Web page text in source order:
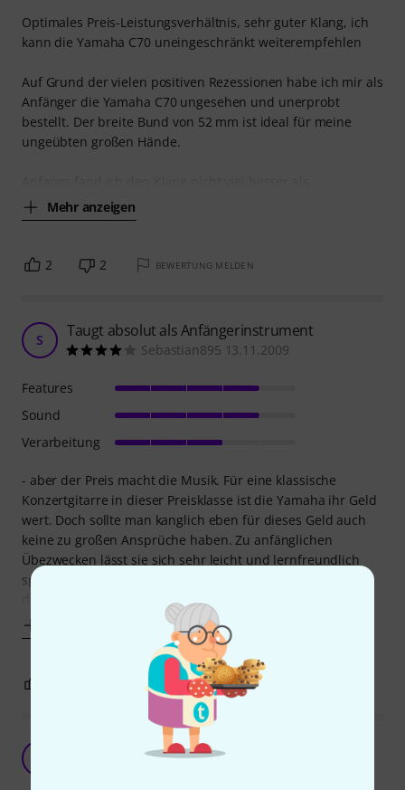
Optimales Preis-Leistungsverhältnis, sehr guter Klang, ich
kann die Yamaha C70 uneingeschränkt weiterempfehlen
Auf Grund der vielen positiven Rezessionen habe ich mir als
Anfänger die Yamaha C70 ungesehen und unerprobt
bestellt. Der breite Bund von 52 mm ist ideal für meine
ungeübten großen Hände.
Mehr anzeigen
2 2 BEWERTUNG MELDEN
S Taugt absolut als Anfängerinstrument
Sebastian895 13.11.2009
- aber der Preis macht die Musik. Für eine klassische
Konzertgitarre in dieser Preisklasse ist die Yamaha ihr Geld
wert. Doch sollte man kanglich eben für dieses Geld auch
keine zu großen Ansprüche haben. Zu anfänglichen
Übezwecken lässt sie sich sehr leicht und lernfreundlich
spielen. Das Griffbrett am oberen Hals ist mittelbreit, so
dass man als Anfänger auch
Features
Sound
Verarbeitung
BEWERTUNG MELDEN
Yamaha C70 (fullscale)